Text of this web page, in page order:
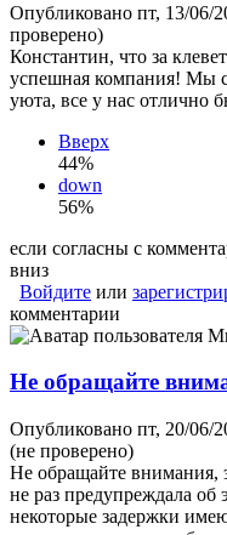
Опубликовано пт, 13/06/
проверено)
Константин, что за
успешная компания! Мы
уюта, все у нас отлично
Вверх
44%
down
56%
если согласны с
вниз
Войдите или
комментарии
Не обращайте
Опубликовано пт, 20/06/
(не проверено)
Не обращайте внимания,
не раз предупреждала
некоторые задержки